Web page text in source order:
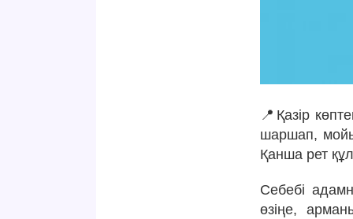
📍Қазір
шаршап,
Қанша рет
Себебі
өзіңе,